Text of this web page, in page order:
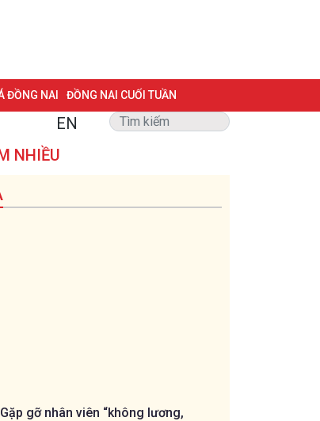
ĐỒNG NAI ĐỒNG NAI CUỐI TUẦN
TRANG ĐỊA PHƯƠNG ẢNH ĐẸP ĐẶT BÁO
NGÀY ĐÊM
EN
NHIỀU
gỡ nhân viên “không lương,